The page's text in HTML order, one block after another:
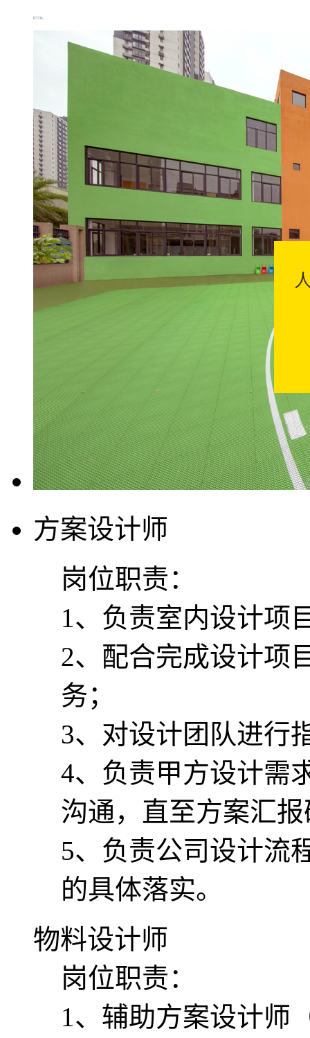
方案设计师
岗位职责：
1、负责室内设计项
2、配合完成设计项
务；
3、对设计团队进行
4、负责甲方设计需
沟通，直至方案汇
5、负责公司设计流
的具体落实。
物料设计师
岗位职责：
1、辅助方案设计师